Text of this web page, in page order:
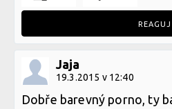
REAGUJ
Jaja
19.3.2015 v 12:40
Dobře barevný porno, ty